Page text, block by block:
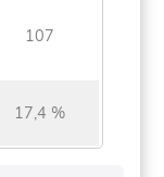
107
17,4 %